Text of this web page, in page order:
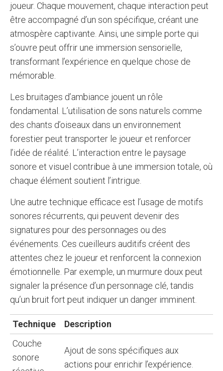
joueur. Chaque mouvement, chaque interaction peut
être accompagné d’un son spécifique, créant une
atmospère captivante. Ainsi, une simple porte qui
s’ouvre peut offrir une immersion sensorielle,
transformant l’expérience en quelque chose de
mémorable.
Les bruitages d’ambiance jouent un rôle
fondamental. L’utilisation de sons naturels comme
des chants d’oiseaux dans un environnement
forestier peut transporter le joueur et renforcer
l’idée de réalité. L’interaction entre le paysage
sonore et visuel contribue à une immersion totale, où
chaque élément soutient l’intrigue.
Une autre technique efficace est l’usage de motifs
sonores récurrents, qui peuvent devenir des
signatures pour des personnages ou des
événements. Ces cueilleurs auditifs créent des
attentes chez le joueur et renforcent la connexion
émotionnelle. Par exemple, un murmure doux peut
signaler la présence d’un personnage clé, tandis
qu’un bruit fort peut indiquer un danger imminent.
Technique
Description
Couche
sonore
Ajout de sons spécifiques aux
actions pour enrichir l’expérience.